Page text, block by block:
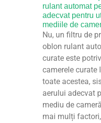
rulant automat
adecvat pentru
mediile de
Nu, un filtru de
oblon rulant
curate este
camerele curate
toate acestea,
aerului adecvat
mediu de
mai mulți